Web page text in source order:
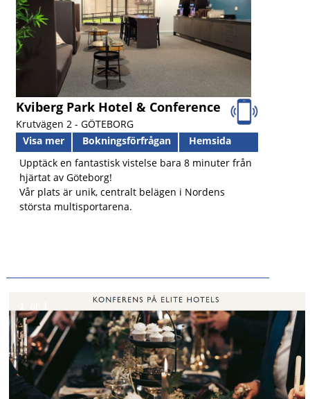
Kviberg Park Hotel & Conference
Krutvägen 2 - GÖTEBORG
Visa mer
Bokningsförfrågan
Hemsida
Upptäck en fantastisk vistelse bara 8 minuter från
hjärtat av Göteborg!
Vår plats är unik, centralt belägen i Nordens
största multisportarena.